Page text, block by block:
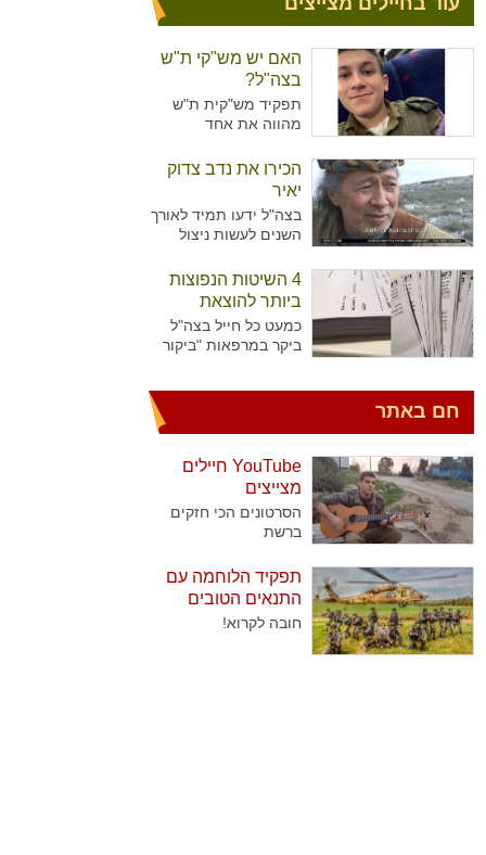
האם יש מש"קי ת"ש
בצה"ל?
תפקיד מש"קית ת"ש
מהווה את אחד
יותר עם נשים מאשר
גברים בצה"ל. מדובר על
תפקיד המקביל לתפקיד
של עובדת סוציאלית
ויועצת בבתי הספר,
להכשיר גם גברים לאותו
התפקיד.
הכירו את נדב צדוק
יאיר
בצה"ל ידעו תמיד לאורך
השנים לעשות ניצול
שלו ידע נרחב בתחומים
רבים עימו הגיעו
לישראל. כך קרה גם עם
נדב צדוק יאיר. דמות
יוצאת דופן, בעלת
שצה"ל ומערכת הביטחון
4 השיטות הנפוצות
ביותר להוצאת
גימלים
כמעט כל חייל בצה"ל
ביקר במרפאות "ביקור
שביקרו פעמים בודדות
במרפאות, יש את אלו
באופן קבוע בצאת
השבת. בדקנו עבורכם
של החיילים להוציא
גימלים..
חם באתר
YouTube חיילים
מצייצים
הסרטונים הכי חזקים
ברשת
תפקיד הלוחמה עם
התנאים הטובים
ביותר
חובה לקרוא!